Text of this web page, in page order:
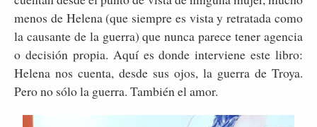
menos de Helena (que siempre es vista y retratada como
la causante de la guerra) que nunca parece tener agencia
o decisión propia. Aquí es donde interviene este libro:
Helena nos cuenta, desde sus ojos, la guerra de Troya.
Pero no sólo la guerra. También el amor.